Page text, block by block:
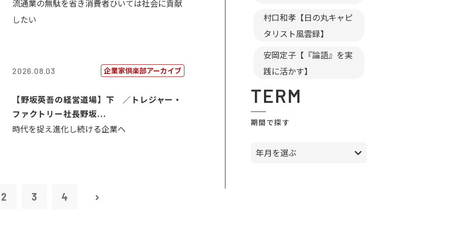
流通業の無駄を省き消費者ひいては社会に貢献
したい
2026.08.03 企業家倶楽部アーカイブ
【野坂英吾の経営道場】下 ／トレジャー・
ファクトリー社長野坂...
時代を捉え進化し続ける企業へ
2 3 4
村口和孝【日の丸キャピ
タリスト風雲録】
安岡定子【『論語』を実
践に活かす】
TERM
期間で探す
年月を選ぶ